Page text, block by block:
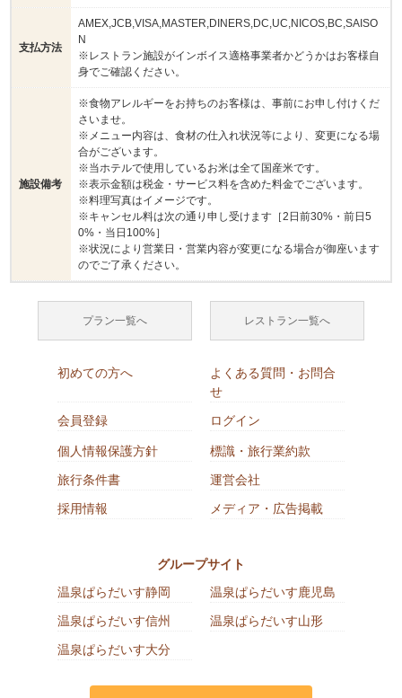
支払方法
AMEX,JCB,VISA,MASTER,DINERS,DC,UC,NICOS,BC,SAISO
N
※レストラン施設がインボイス適格事業者かどうかはお客様自
身でご確認ください。
施設備考
※食物アレルギーをお持ちのお客様は、事前にお申し付けくだ
さいませ。
※メニュー内容は、食材の仕入れ状況等により、変更になる場
合がございます。
※当ホテルで使用しているお米は全て国産米です。
※表示金額は税金・サービス料を含めた料金でございます。
※料理写真はイメージです。
※キャンセル料は次の通り申し受けます［2日前30%・前日5
0%・当日100%］
※状況により営業日・営業内容が変更になる場合が御座います
のでご了承ください。
プラン一覧へ レストラン一覧へ
初めての方へ
よくある質問・お問合
せ
会員登録
ログイン
個人情報保護方針
標識・旅行業約款
旅行条件書
運営会社
採用情報
メディア・広告掲載
グループサイト
温泉ぱらだいす静岡
温泉ぱらだいす鹿児島
温泉ぱらだいす信州
温泉ぱらだいす山形
温泉ぱらだいす大分